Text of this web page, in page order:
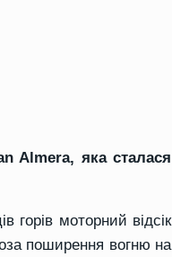
Almera, яка сталася
горів моторний відсік
поширення вогню на